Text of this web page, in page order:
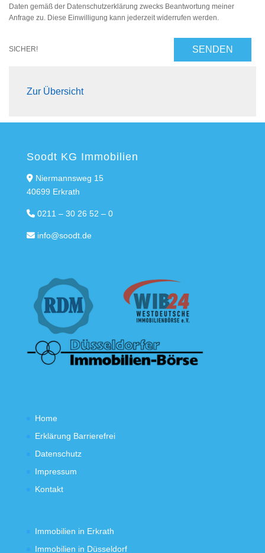
Daten gemäß der Datenschutzerklärung zwecks Beantwortung meiner
Anfrage zu. Diese Einwilligung kann jederzeit widerrufen werden.
SICHER! SENDEN
Zur Übersicht
Soodt KG Immobilien
Niermannsweg 15
40699 Erkrath
0211 – 30 26 52 – 0
info@soodt.de
Home
Erklärung Barrierefrei
Datenschutz
Impressum
Kontakt
Immobilien in Erkrath
Immobilien in Düsseldorf